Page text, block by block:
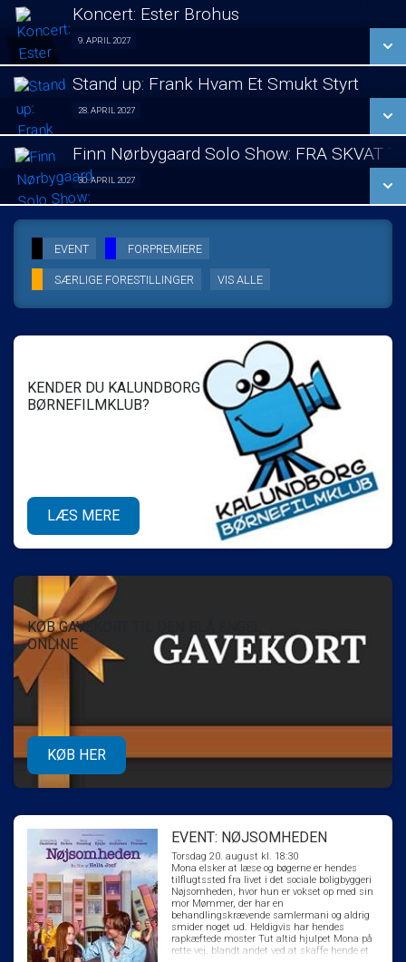
LÆS MERE
LÆS MERE
Koncert: Ester Brohus
9. APRIL 2027
LÆS MERE
Stand up: Frank Hvam Et Smukt Styrt
28. APRIL 2027
LÆS MERE
Finn Nørbygaard Solo Show: FRA SKVAT
30. APRIL 2027
SE ALLE DAGE
LÆS MERE
EVENT FORPREMIERE
SÆRLIGE FORESTILLINGER VIS ALLE
KENDER DU KALUNDBORG
BØRNEFILMKLUB?
LÆS MERE
KØB GAVEKORT TIL DEN BLÅ ENGEL
ONLINE
KØB HER
EVENT: NØJSOMHEDEN
Torsdag 20. august kl. 18:30
Mona elsker at læse og bøgerne er hendes
tilflugtssted fra livet i det sociale boligbyggeri
Nøjsomheden, hvor hun er vokset op med sin
mor Mømmer, der har en
behandlingskrævende samlermani og aldrig
smider noget ud. Heldigvis har hendes
rapkæftede moster Tut altid hjulpet Mona på
rette vej, blandt andet ved at skaffe hende et